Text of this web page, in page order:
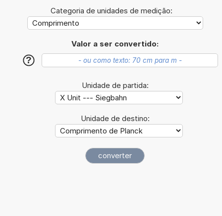
Categoria de unidades de medição:
Valor a ser convertido:
?
Unidade de partida:
Unidade de destino: